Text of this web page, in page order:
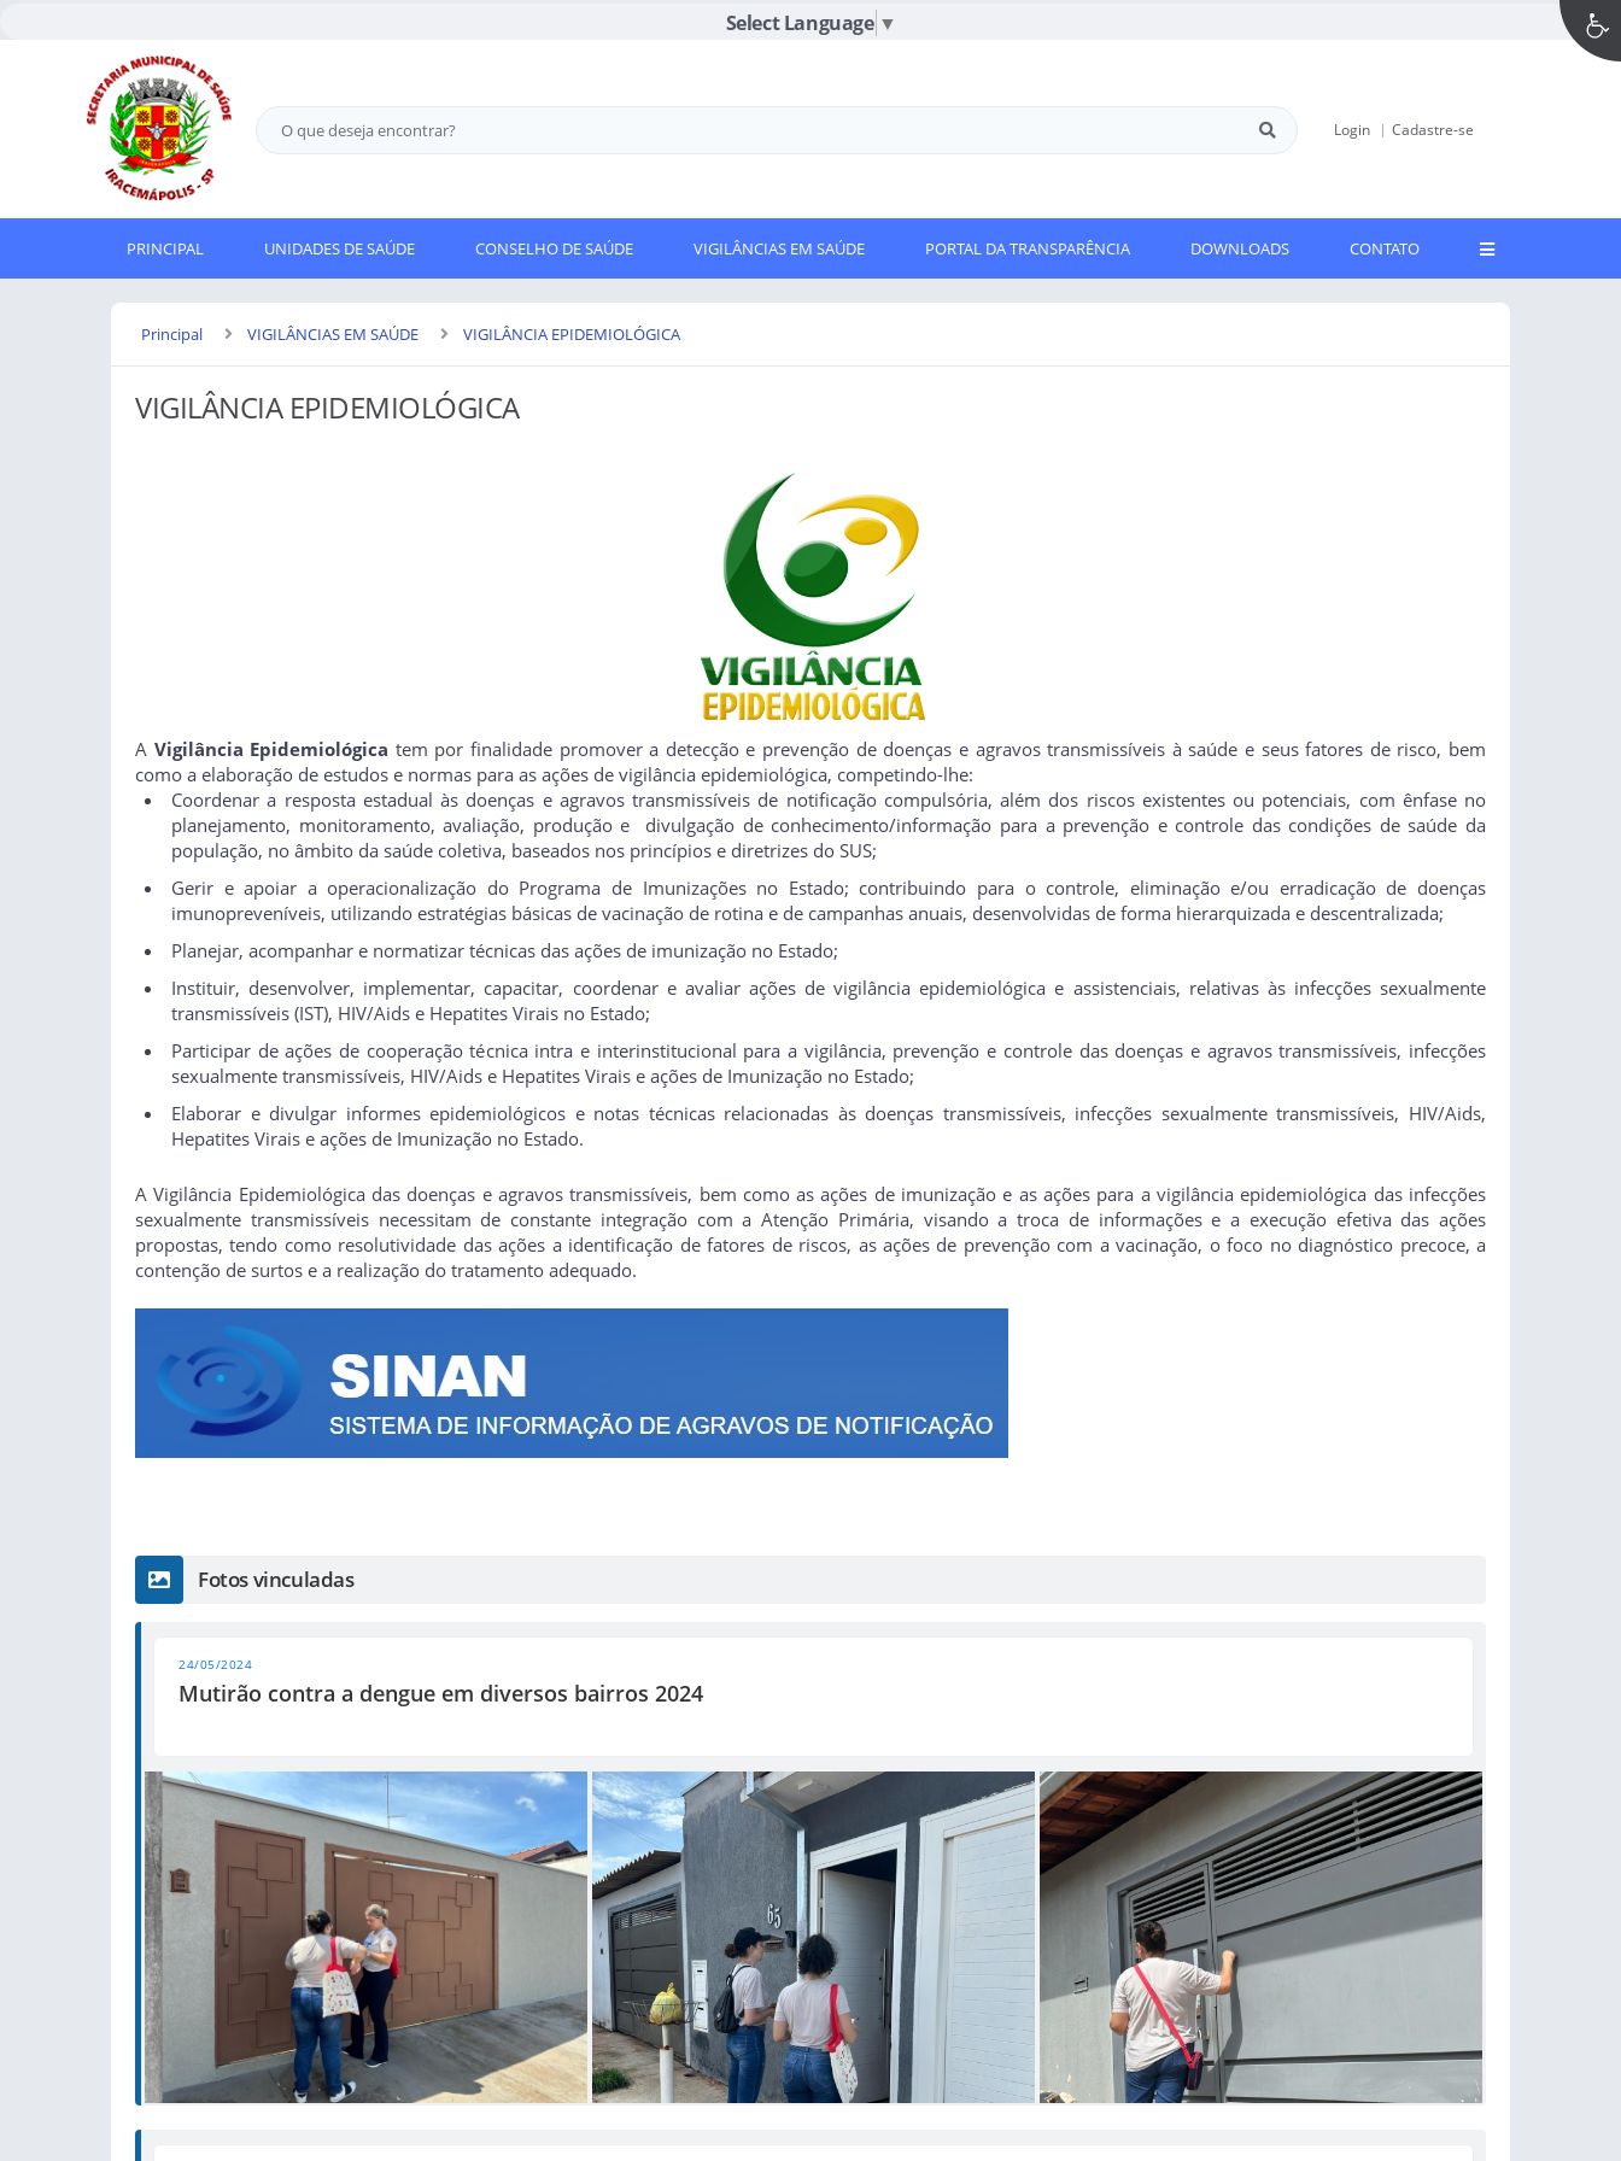
Select Language ▼
Login Cadastre-se
PRINCIPAL UNIDADES DE SAÚDE CONSELHO DE SAÚDE VIGILÂNCIAS EM SAÚDE PORTAL DA TRANSPARÊNCIA DOWNLOADS CONTATO
Principal VIGILÂNCIAS EM SAÚDE VIGILÂNCIA EPIDEMIOLÓGICA
VIGILÂNCIA EPIDEMIOLÓGICA
A Vigilância Epidemiológica tem por finalidade promover a detecção e prevenção de doenças e agravos transmissíveis à saúde e seus fatores de risco, bem
como a elaboração de estudos e normas para as ações de vigilância epidemiológica, competindo-lhe:
Coordenar a resposta estadual às doenças e agravos transmissíveis de notificação compulsória, além dos riscos existentes ou potenciais, com ênfase no
planejamento, monitoramento, avaliação, produção e divulgação de conhecimento/informação para a prevenção e controle das condições de saúde da
população, no âmbito da saúde coletiva, baseados nos princípios e diretrizes do SUS;
Gerir e apoiar a operacionalização do Programa de Imunizações no Estado; contribuindo para o controle, eliminação e/ou erradicação de doenças
imunopreveníveis, utilizando estratégias básicas de vacinação de rotina e de campanhas anuais, desenvolvidas de forma hierarquizada e descentralizada;
Planejar, acompanhar e normatizar técnicas das ações de imunização no Estado;
Instituir, desenvolver, implementar, capacitar, coordenar e avaliar ações de vigilância epidemiológica e assistenciais, relativas às infecções sexualmente
transmissíveis (IST), HIV/Aids e Hepatites Virais no Estado;
Participar de ações de cooperação técnica intra e interinstitucional para a vigilância, prevenção e controle das doenças e agravos transmissíveis, infecções
sexualmente transmissíveis, HIV/Aids e Hepatites Virais e ações de Imunização no Estado;
Elaborar e divulgar informes epidemiológicos e notas técnicas relacionadas às doenças transmissíveis, infecções sexualmente transmissíveis, HIV/Aids,
Hepatites Virais e ações de Imunização no Estado.
A Vigilância Epidemiológica das doenças e agravos transmissíveis, bem como as ações de imunização e as ações para a vigilância epidemiológica das infecções
sexualmente transmissíveis necessitam de constante integração com a Atenção Primária, visando a troca de informações e a execução efetiva das ações
propostas, tendo como resolutividade das ações a identificação de fatores de riscos, as ações de prevenção com a vacinação, o foco no diagnóstico precoce, a
contenção de surtos e a realização do tratamento adequado.
Fotos vinculadas
24/05/2024
Mutirão contra a dengue em diversos bairros 2024